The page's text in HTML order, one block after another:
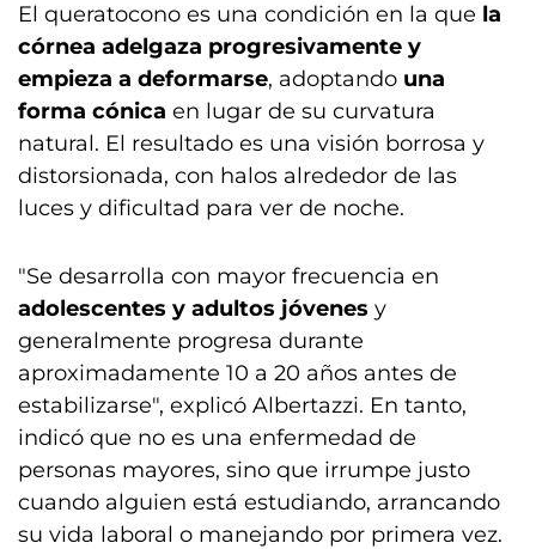
El queratocono es una condición en la que la
córnea adelgaza progresivamente y
empieza a deformarse, adoptando una
forma cónica en lugar de su curvatura
natural. El resultado es una visión borrosa y
distorsionada, con halos alrededor de las
luces y dificultad para ver de noche.
"Se desarrolla con mayor frecuencia en
adolescentes y adultos jóvenes y
generalmente progresa durante
aproximadamente 10 a 20 años antes de
estabilizarse", explicó Albertazzi. En tanto,
indicó que no es una enfermedad de
personas mayores, sino que irrumpe justo
cuando alguien está estudiando, arrancando
su vida laboral o manejando por primera vez.